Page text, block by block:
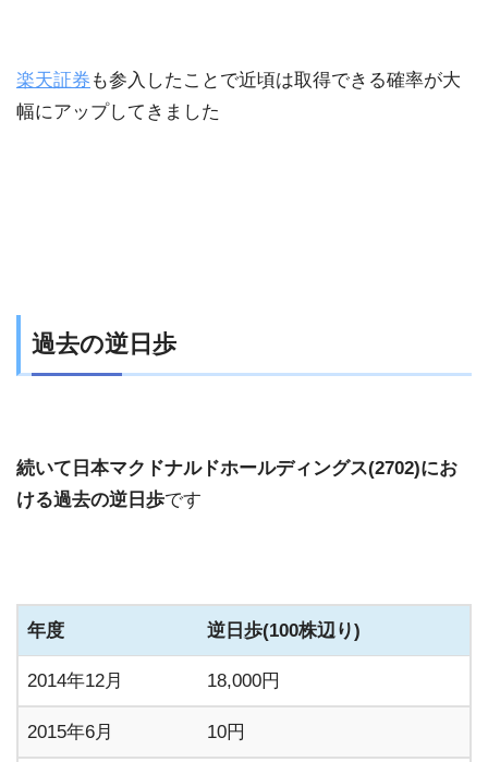
楽天証券 も参入したことで近頃は取得できる確率が大
幅にアップしてきました
過去の逆日歩
続いて日本マクドナルドホールディングス(2702)にお
ける過去の逆日歩です
年度 逆日歩(100株辺り)
2014年12月 18,000円
2015年6月 10円